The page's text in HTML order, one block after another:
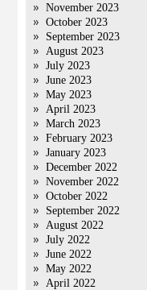
November 2023
October 2023
September 2023
August 2023
July 2023
June 2023
May 2023
April 2023
March 2023
February 2023
January 2023
December 2022
November 2022
October 2022
September 2022
August 2022
July 2022
June 2022
May 2022
April 2022